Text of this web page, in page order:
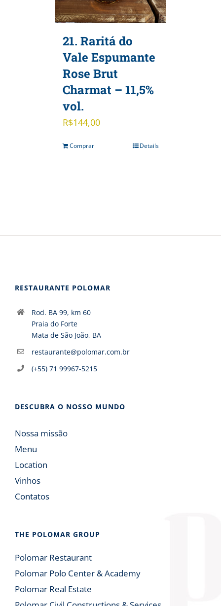
21. Raritá do
Vale Espumante
Rose Brut
Charmat – 11,5%
vol.
R$144,00
Comprar Details
RESTAURANTE POLOMAR
Rod. BA 99, km 60
Praia do Forte
Mata de São João, BA
restaurante@polomar.com.br
(+55) 71 99967-5215
DESCUBRA O NOSSO MUNDO
Nossa missão
Menu
Location
Vinhos
Contatos
THE POLOMAR GROUP
Polomar Restaurant
Polomar Polo Center & Academy
Polomar Real Estate